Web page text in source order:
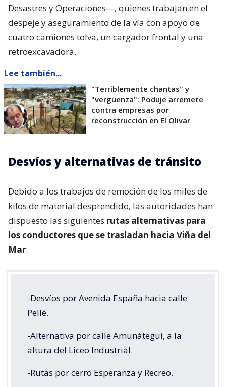
Desastres y Operaciones—, quienes trabajan en el
despeje y aseguramiento de la vía con apoyo de
cuatro camiones tolva, un cargador frontal y una
retroexcavadora.
Lee también...
"Terriblemente chantas" y
"vergüenza": Poduje arremete
contra empresas por
reconstrucción en El Olivar
Desvíos y alternativas de tránsito
Debido a los trabajos de remoción de los miles de
kilos de material desprendido, las autoridades han
dispuesto las siguientes rutas alternativas para
los conductores que se trasladan hacia Viña del
Mar:
-Desvíos por Avenida España hacia calle
Pellé.
-Alternativa por calle Amunátegui, a la
altura del Liceo Industrial.
-Rutas por cerro Esperanza y Recreo.